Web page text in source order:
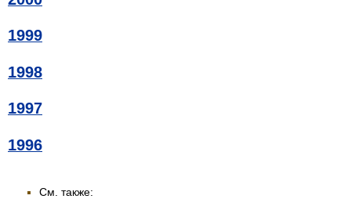
1999
1998
1997
1996
См. также: